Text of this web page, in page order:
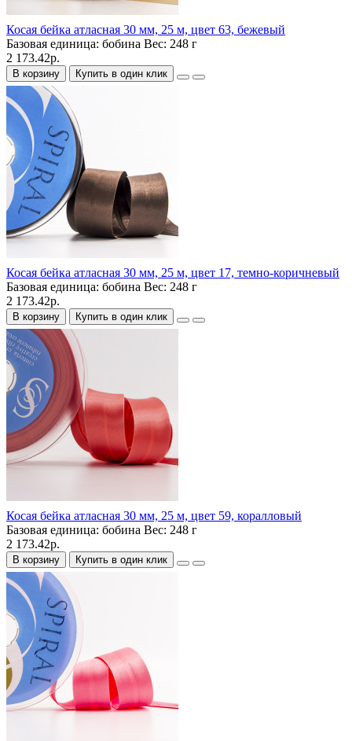
Косая бейка атласная 30 мм, 25 м, цвет 63, бежевый
Базовая единица: бобина Вес: 248 г
2 173.42р.
В корзину Купить в один клик
Косая бейка атласная 30 мм, 25 м, цвет 17, темно-коричневый
Базовая единица: бобина Вес: 248 г
2 173.42р.
В корзину Купить в один клик
Косая бейка атласная 30 мм, 25 м, цвет 59, коралловый
Базовая единица: бобина Вес: 248 г
2 173.42р.
В корзину Купить в один клик